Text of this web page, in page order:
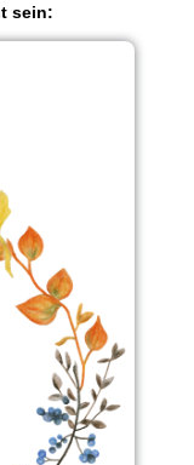
sein: